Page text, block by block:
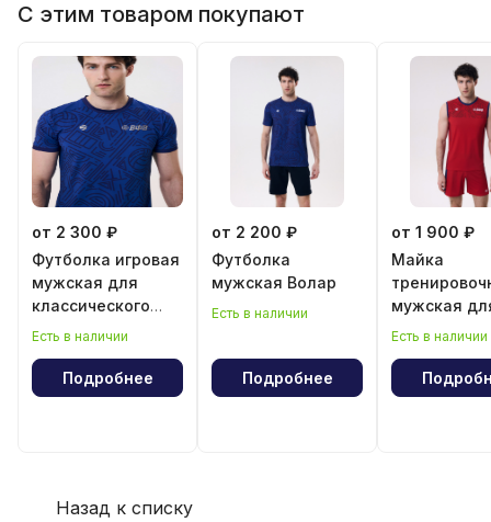
С этим товаром покупают
от 2 300 ₽
Футболка игровая
мужская для
классического
волейбола
Есть в наличии
Подробнее
от 2 200 ₽
Футболка
мужская Волар
Есть в наличии
Подробнее
от 1 900 ₽
Майка
мужская
Есть в наличии
Назад к списку